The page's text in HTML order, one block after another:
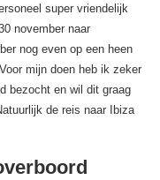
super vriendelijk
november naar
nog even op een heen
mijn doen heb ik zeker
bezocht en wil dit graag
de reis naar Ibiza